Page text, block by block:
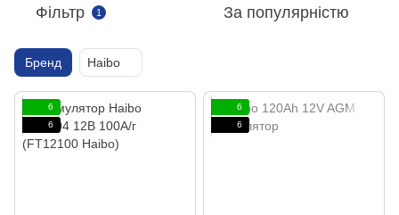
Фільтр 1 За популярністю
Бренд Haibo
6
6
6
6